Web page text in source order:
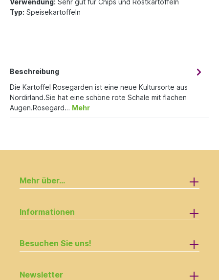
Verwendung: Sehr gut für Chips und Röstkartoffeln
Typ: Speisekartoffeln
Beschreibung
Die Kartoffel Rosegarden ist eine neue Kultursorte aus
Nordirland.Sie hat eine schöne rote Schale mit flachen
Augen.Rosegard… Mehr
Mehr über...
Informationen
Besuchen Sie uns!
Newsletter